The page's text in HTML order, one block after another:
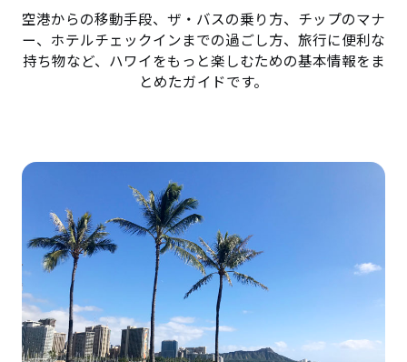
空港からの移動手段、ザ・バスの乗り方、チップのマナ
ー、ホテルチェックインまでの過ごし方、旅行に便利な
持ち物など、ハワイをもっと楽しむための基本情報をま
とめたガイドです。